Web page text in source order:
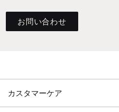
お問い合わせ
カスタマーケア